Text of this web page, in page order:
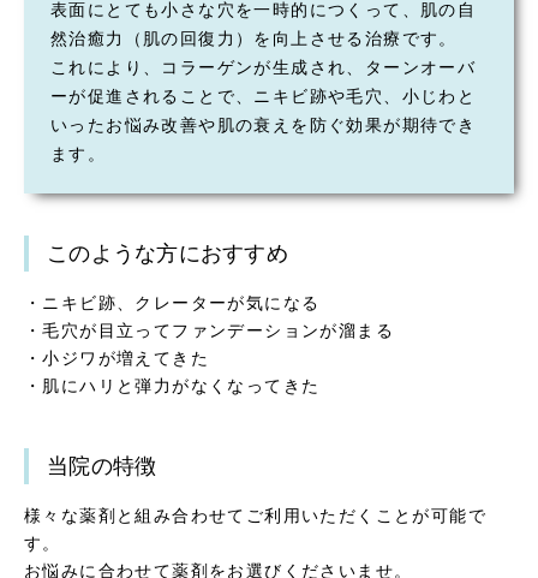
表面にとても小さな穴を一時的につくって、肌の自
然治癒力（肌の回復力）を向上させる治療です。
これにより、コラーゲンが生成され、ターンオーバ
ーが促進されることで、ニキビ跡や毛穴、小じわと
いったお悩み改善や肌の衰えを防ぐ効果が期待でき
ます。
このような方におすすめ
・ニキビ跡、クレーターが気になる
・毛穴が目立ってファンデーションが溜まる
・小ジワが増えてきた
・肌にハリと弾力がなくなってきた
当院の特徴
様々な薬剤と組み合わせてご利用いただくことが可能で
す。
お悩みに合わせて薬剤をお選びくださいませ。